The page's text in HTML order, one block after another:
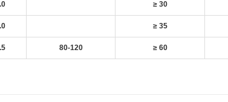
≥ 30
≥ 35
80-120 ≥ 60